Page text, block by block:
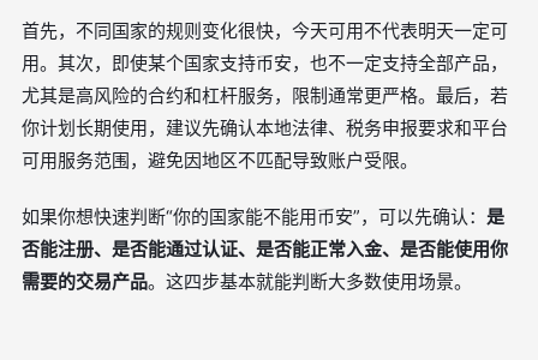
首先，不同国家的规则变化很快，今天可用不代表明天一定可
用。其次，即使某个国家支持币安，也不一定支持全部产品，
尤其是高风险的合约和杠杆服务，限制通常更严格。最后，若
你计划长期使用，建议先确认本地法律、税务申报要求和平台
可用服务范围，避免因地区不匹配导致账户受限。
如果你想快速判断“你的国家能不能用币安”，可以先确认： 是
否能注册、是否能通过认证、是否能正常入金、是否能使用你
需要的交易产品。这四步基本就能判断大多数使用场景。